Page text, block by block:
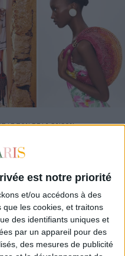
est notre priorité
et/ou accédons à des
les cookies, et traitons
des identifiants uniques et
par un appareil pour des
des mesures de publicité
LE TON DE LA SAISON